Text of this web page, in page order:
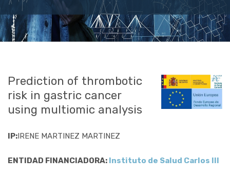
INVESTIGACIÓN
RRHH
ACCESO PERSONAL
Prediction of thrombotic
risk in gastric cancer
using multiomic analysis
IP:IRENE MARTINEZ MARTINEZ
ENTIDAD FINANCIADORA: Instituto de Salud Carlos III